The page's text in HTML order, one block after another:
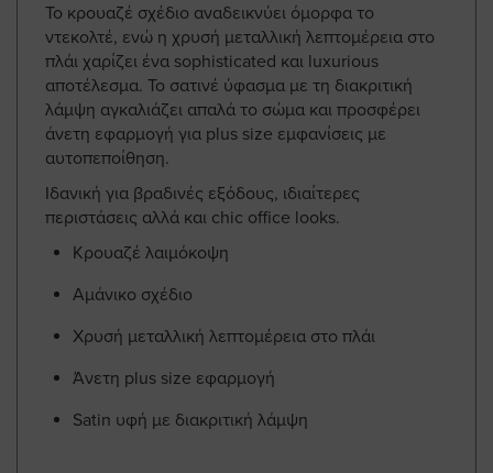
Το κρουαζέ σχέδιο αναδεικνύει όμορφα το
ντεκολτέ, ενώ η χρυσή μεταλλική λεπτομέρεια στο
πλάι χαρίζει ένα sophisticated και luxurious
αποτέλεσμα. Το σατινέ ύφασμα με τη διακριτική
λάμψη αγκαλιάζει απαλά το σώμα και προσφέρει
άνετη εφαρμογή για plus size εμφανίσεις με
αυτοπεποίθηση.
Ιδανική για βραδινές εξόδους, ιδιαίτερες
περιστάσεις αλλά και chic office looks.
Κρουαζέ λαιμόκοψη
Αμάνικο σχέδιο
Χρυσή μεταλλική λεπτομέρεια στο πλάι
Άνετη plus size εφαρμογή
Satin υφή με διακριτική λάμψη